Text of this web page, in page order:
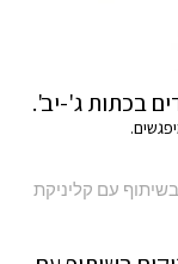
בכתות ג'-יב'.